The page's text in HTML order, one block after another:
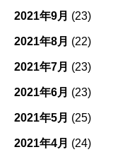
2021年9月 (23)
2021年8月 (22)
2021年7月 (23)
2021年6月 (23)
2021年5月 (25)
2021年4月 (24)